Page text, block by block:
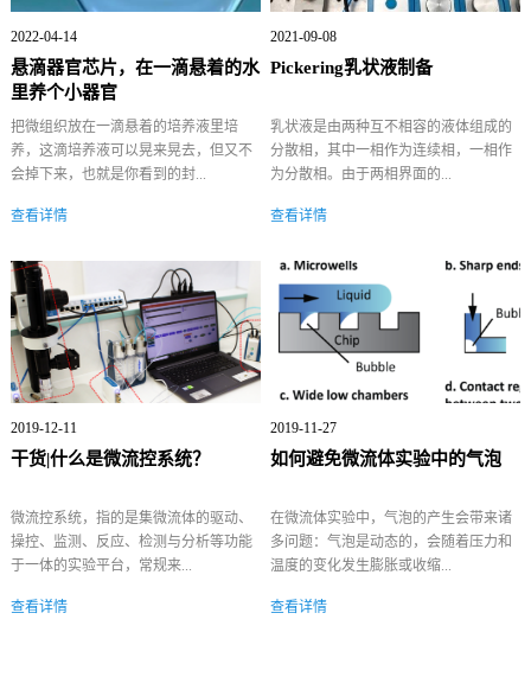
2022-04-14
悬滴器官芯片，在一滴悬着的水
里养个小器官
把微组织放在一滴悬着的培养液里培
养，这滴培养液可以晃来晃去，但又不
会掉下来，也就是你看到的封...
查看详情
2021-09-08
Pickering乳状液制备
乳状液是由两种互不相容的液体组成的
分散相，其中一相作为连续相，一相作
为分散相。由于两相界面的...
查看详情
2019-12-11
干货|什么是微流控系统？
微流控系统，指的是集微流体的驱动、
操控、监测、反应、检测与分析等功能
于一体的实验平台，常规来...
查看详情
2019-11-27
如何避免微流体实验中的气泡
在微流体实验中，气泡的产生会带来诸
多问题：气泡是动态的，会随着压力和
温度的变化发生膨胀或收缩...
查看详情